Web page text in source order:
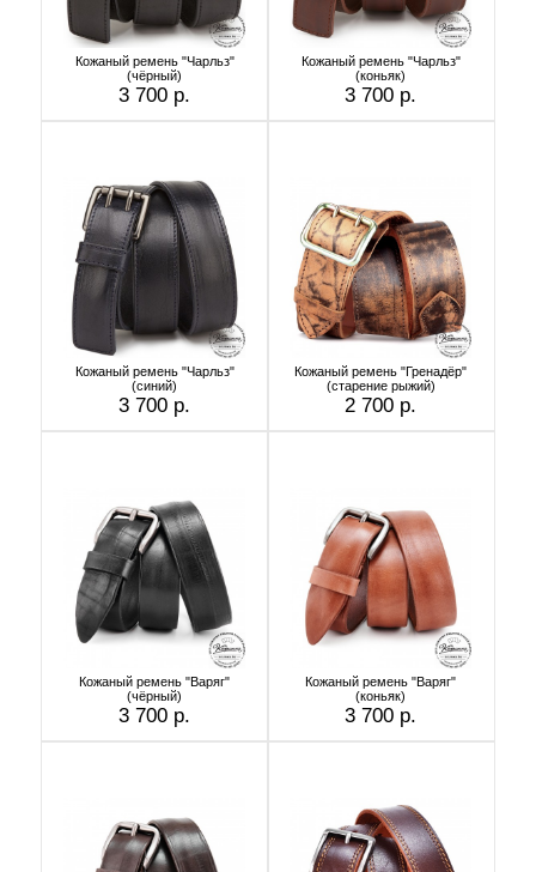
Кожаный ремень "Чарльз"
(чёрный)
3 700 р.
Кожаный ремень "Чарльз"
(коньяк)
3 700 р.
Кожаный ремень "Чарльз"
(синий)
3 700 р.
Кожаный ремень "Гренадёр"
(старение рыжий)
2 700 р.
Кожаный ремень "Варяг"
(чёрный)
3 700 р.
Кожаный ремень "Варяг"
(коньяк)
3 700 р.